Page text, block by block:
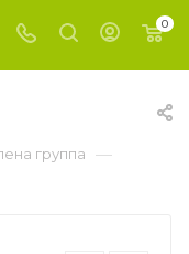
0
группа —